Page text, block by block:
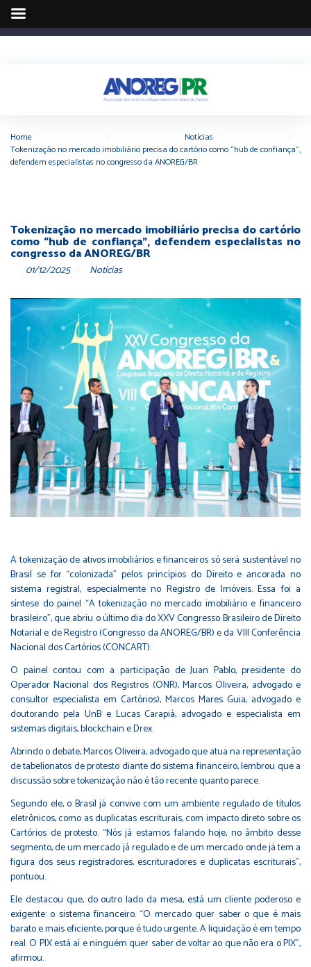
Home Notícias
Tokenização no mercado imobiliário precisa do cartório como “hub de confiança”,
defendem especialistas no congresso da ANOREG/BR
Tokenização no mercado imobiliário precisa do cartório
como “hub de confiança”, defendem especialistas no
congresso da ANOREG/BR
01/12/2025 Notícias
A tokenização de ativos imobiliários e financeiros só será sustentável no
Brasil se for “colonizada” pelos princípios do Direito e ancorada no
sistema registral, especialmente no Registro de Imóveis. Essa foi a
síntese do painel “A tokenização no mercado imobiliário e financeiro
brasileiro”, que abriu o último dia do XXV Congresso Brasileiro de Direito
Notarial e de Registro (Congresso da ANOREG/BR) e da VIII Conferência
Nacional dos Cartórios (CONCART).
O painel contou com a participação de Juan Pablo, presidente do
Operador Nacional dos Registros (ONR), Marcos Oliveira, advogado e
consultor especialista em Cartórios), Marcos Mares Guia, advogado e
doutorando pela UnB e Lucas Carapiá, advogado e especialista em
sistemas digitais, blockchain e Drex.
Abrindo o debate, Marcos Oliveira, advogado que atua na representação
de tabelionatos de protesto diante do sistema financeiro, lembrou que a
discussão sobre tokenização não é tão recente quanto parece.
Segundo ele, o Brasil já convive com um ambiente regulado de títulos
eletrônicos, como as duplicatas escriturais, com impacto direto sobre os
Cartórios de protesto. “Nós já estamos falando hoje, no âmbito desse
segmento, de um mercado já regulado e de um mercado onde já tem a
figura dos seus registradores, escrituradores e duplicatas escriturais”,
pontuou.
Ele destacou que, do outro lado da mesa, está um cliente poderoso e
exigente: o sistema financeiro. “O mercado quer saber o que é mais
barato e mais eficiente, porque é tudo urgente. A liquidação é em tempo
real. O PIX está aí e ninguém quer saber de voltar ao que não era o PIX”,
afirmou.